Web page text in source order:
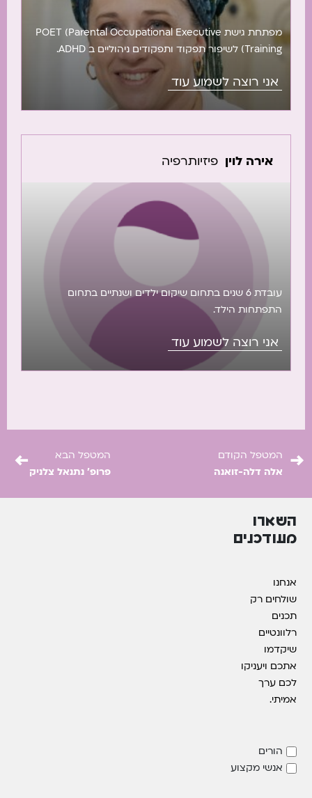
מפתחת גישת POET (Parental Occupational Executive
Training) לשיפור תפקוד ותפקודים ניהוליים ב ADHD.
מרצה וחוקרת בשאנן, ומפתחת תוכנית POET TEACHER
להכשרת צוותים חינוכיים לתמיכה בתפקוד תלמידי גן ובי”ס
אני רוצה לשמוע עוד
אירה לוין פיזיותרפיה
עובדת 6 שנים בתחום שיקום ילדים ושנתיים בתחום
התפתחות הילד.
אני רוצה לשמוע עוד
→
המטפל הקודם
אלה דלה-זואנה
המטפל הבא
פרופ' נתנאל צלניק←
השארו
מעודכנים
אנחנו
שולחים רק
תכנים
רלוונטיים
שיקדמו
אתכם ויעניקו
לכם ערך
אמיתי.
הורים
אנשי מקצוע